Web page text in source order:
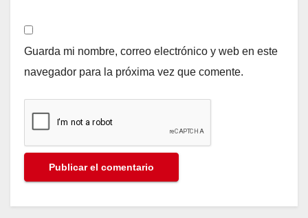
Guarda mi nombre, correo electrónico y web en este
navegador para la próxima vez que comente.